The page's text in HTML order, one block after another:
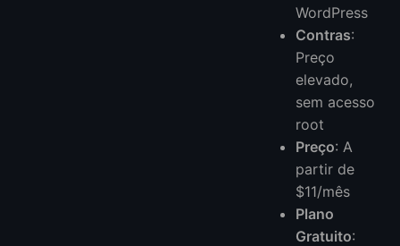
WordPress
Contras:
Preço
elevado,
sem acesso
root
Preço: A
partir de
$11/mês
Plano
Gratuito: